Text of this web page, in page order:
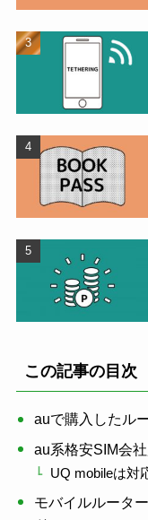
この記事の目次
auで購入したル
au系格安SIM会
UQ mobileは対
モバイルルータ